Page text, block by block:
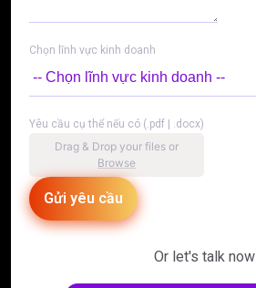
Chọn lĩnh vực kinh doanh
Yêu cầu cụ thể nếu có (.pdf | .docx)
Drag & Drop your files or
Browse
Gửi yêu cầu
Or let's talk now